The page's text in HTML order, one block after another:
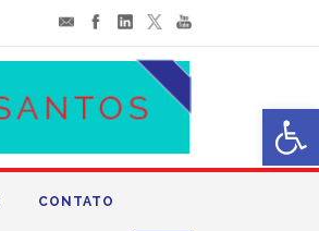
CONTATO
Abrir